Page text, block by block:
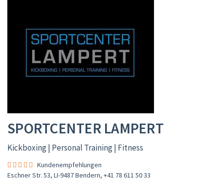
SPORTCENTER LAMPERT
Kickboxing | Personal Training | Fitness
Kundenempfehlungen
Eschner Str. 53, LI-9487 Bendern, +41 78 611 50 33